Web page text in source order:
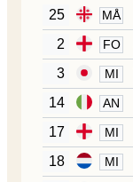
25 MÅ
2
FO
3
MI
14
AN
17 MI
18 MI